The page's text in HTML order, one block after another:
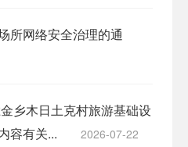
所网络安全治理的通
乡木日土克村旅游基础设
容有关...
2026-07-22